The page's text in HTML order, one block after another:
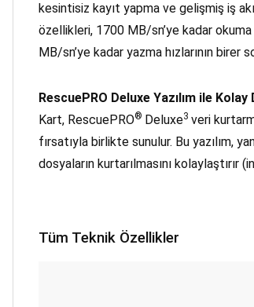
kesintisiz kayıt yapma ve gelişmiş iş
özellikleri, 1700 MB/sn’ye kadar okuma
MB/sn’ye kadar yazma hızlarının birer
RescuePRO Deluxe Yazılım ile
Kart, RescuePRO® Deluxe3 veri
fırsatıyla birlikte sunulur. Bu yazılım,
dosyaların kurtarılmasını kolaylaştırır
Tüm Teknik Özellikler